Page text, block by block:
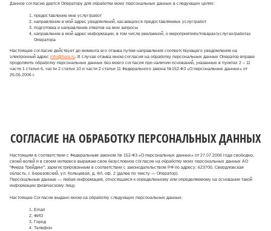
Данное согласие дается Оператору для обработки моих персональных данных в следующих целях:
предоставление мне услуг/работ
направление в мой адрес уведомлений, касающихся предоставляемых услуг/работ
подготовка и направление ответов на мои запросы
направление в мой адрес информации, в том числе рекламной, о мероприятиях/товарах/услугах/работах
Оператора
Настоящее согласие действует до момента его отзыва путем направления соответствующего уведомления на
электронный адрес info@fiera.ru. В случае отзыва мною согласия на обработку персональных данных Оператор вправе
продолжить обработку персональных данных без моего согласия при наличии оснований, указанных в пунктах 2 – 11
части 1 статьи 6, части 2 статьи 10 и части 2 статьи 11 Федерального закона №152-ФЗ «О персональных данных» от
26.06.2006 г.
СОГЛАСИЕ НА ОБРАБОТКУ ПЕРСОНАЛЬНЫХ ДАННЫХ
Настоящим в соответствии с Федеральным законом № 152-ФЗ «О персональных данных» от 27.07.2006 года свободно,
своей волей и в своем интересе выражаю свое безусловное согласие на обработку моих персональных данных АО
"Фиера Трейдинг", зарегистрированным в соответствии с законодательством РФ по адресу: 623700, Свердловская
область, г. Березовский, ул. Кольцевая, д. 4И, оф. 2 (далее по тексту — Оператор).
Персональные данные — любая информация, относящаяся к определенному или определяемому на основании такой
информации физическому лицу.
Настоящее Согласие выдано мною на обработку следующих персональных данных:
Email
ФИО
Город
Телефон